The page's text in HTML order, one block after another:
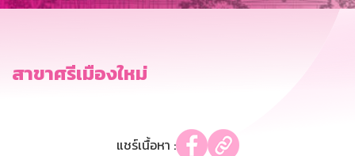
บริการออนไลน์
GSB Society
สาขาศรีเมืองใหม่
แชร์เนื้อหา :